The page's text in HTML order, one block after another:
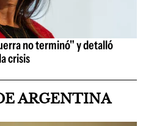
no terminó" y detalló
crisis
ARGENTINA